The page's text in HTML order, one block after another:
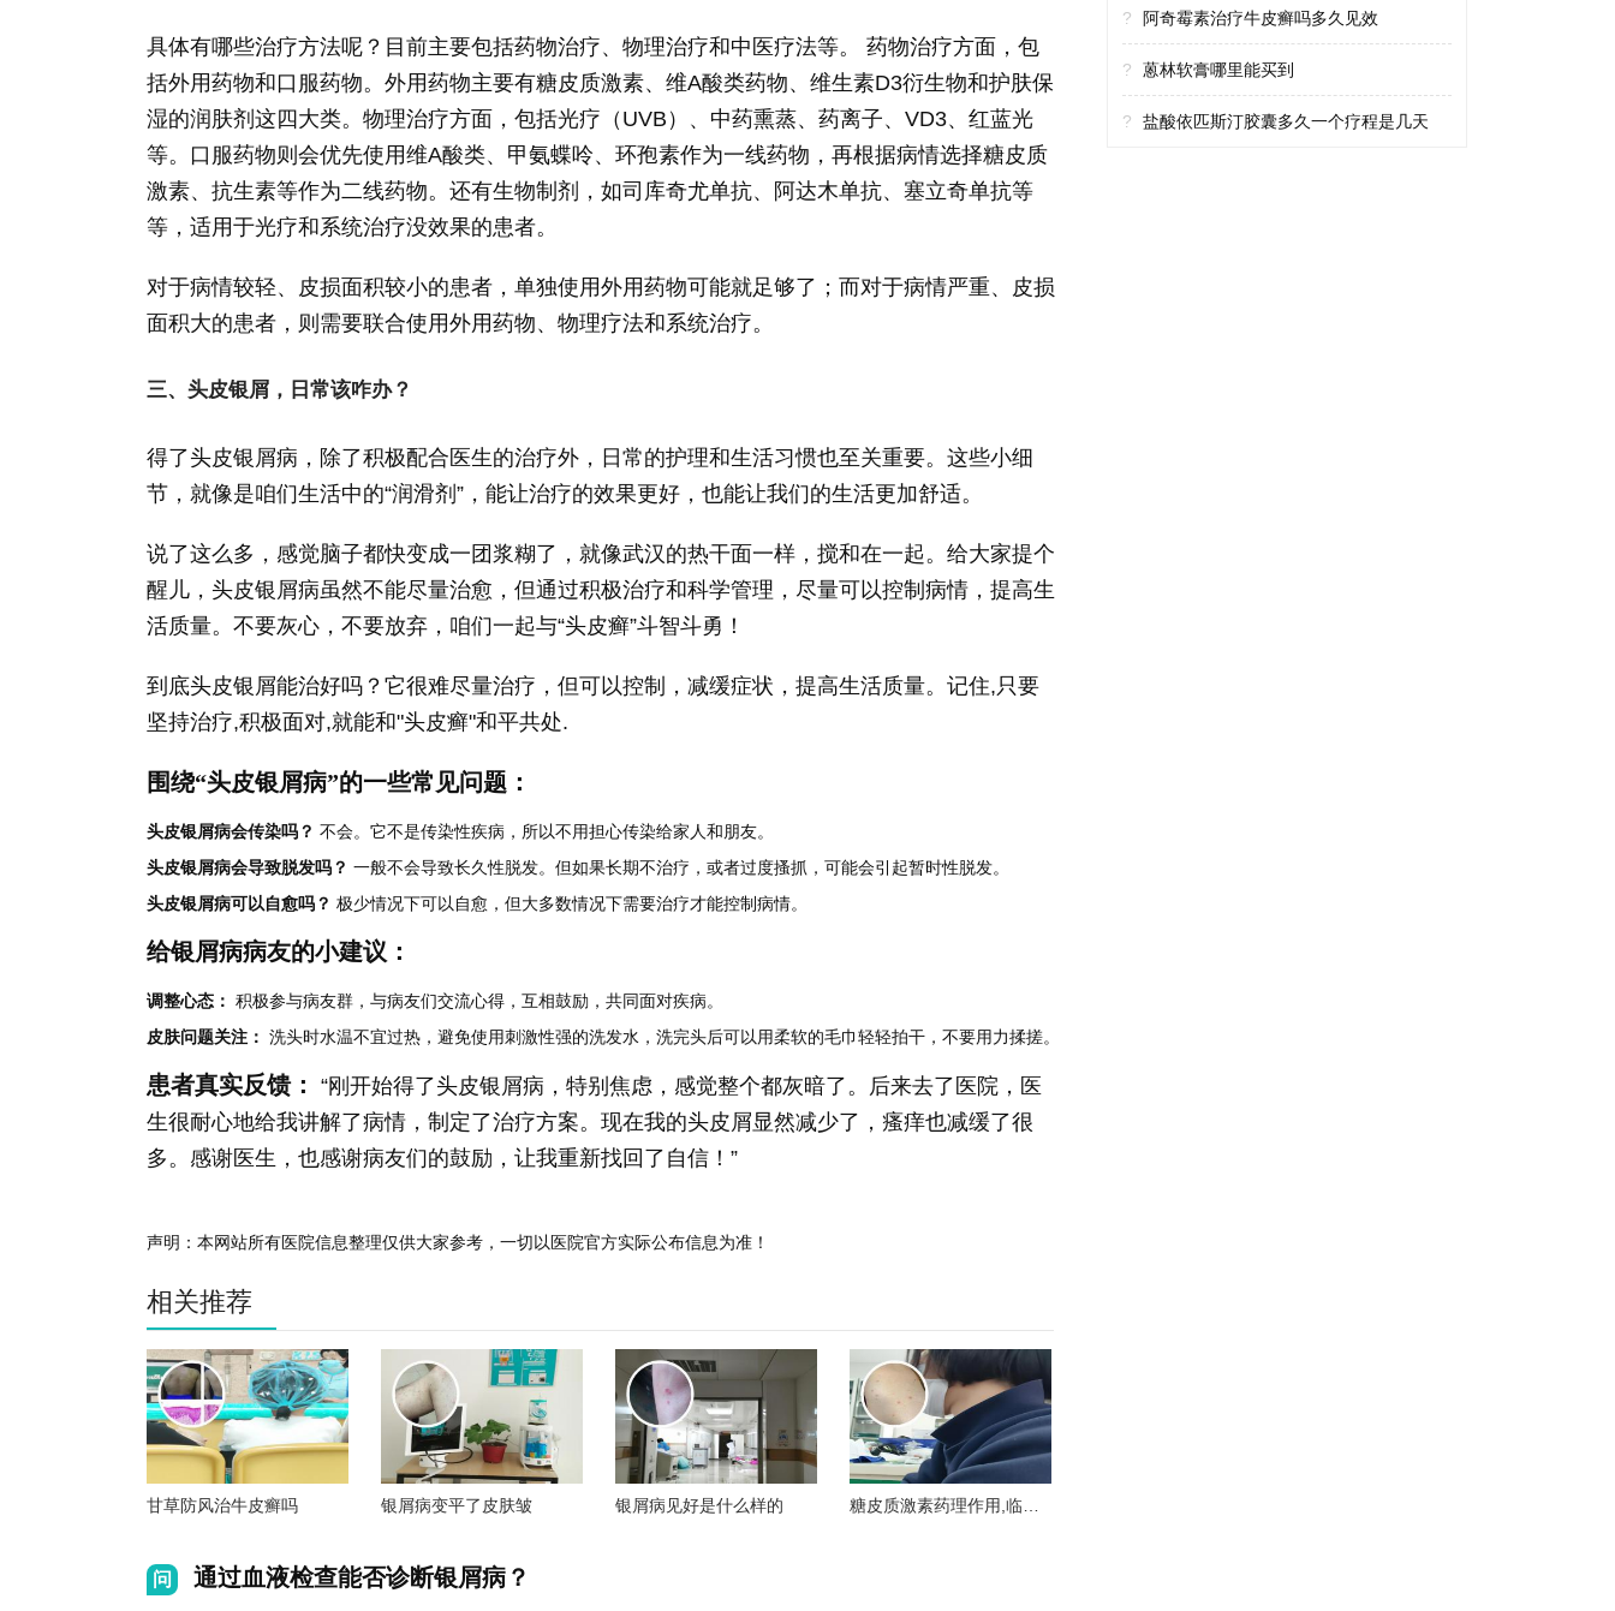
具体有哪些治疗方法呢？目前主要包括药物治疗、物理治疗和中医疗法等。 药物治疗方面，包
括外用药物和口服药物。外用药物主要有糖皮质激素、维A酸类药物、维生素D3衍生物和护肤保
湿的润肤剂这四大类。物理治疗方面，包括光疗（UVB）、中药熏蒸、药离子、VD3、红蓝光
等。口服药物则会优先使用维A酸类、甲氨蝶呤、环孢素作为一线药物，再根据病情选择糖皮质
激素、抗生素等作为二线药物。还有生物制剂，如司库奇尤单抗、阿达木单抗、塞立奇单抗等
等，适用于光疗和系统治疗没效果的患者。
对于病情较轻、皮损面积较小的患者，单独使用外用药物可能就足够了；而对于病情严重、皮损
面积大的患者，则需要联合使用外用药物、物理疗法和系统治疗。
三、头皮银屑，日常该咋办？
得了头皮银屑病，除了积极配合医生的治疗外，日常的护理和生活习惯也至关重要。这些小细
节，就像是咱们生活中的“润滑剂”，能让治疗的效果更好，也能让我们的生活更加舒适。
说了这么多，感觉脑子都快变成一团浆糊了，就像武汉的热干面一样，搅和在一起。给大家提个
醒儿，头皮银屑病虽然不能尽量治愈，但通过积极治疗和科学管理，尽量可以控制病情，提高生
活质量。不要灰心，不要放弃，咱们一起与“头皮癣”斗智斗勇！
到底头皮银屑能治好吗？它很难尽量治疗，但可以控制，减缓症状，提高生活质量。记住,只要
坚持治疗,积极面对,就能和"头皮癣"和平共处.
围绕“头皮银屑病”的一些常见问题：
头皮银屑病会传染吗？ 不会。它不是传染性疾病，所以不用担心传染给家人和朋友。
头皮银屑病会导致脱发吗？ 一般不会导致长久性脱发。但如果长期不治疗，或者过度搔抓，可能会引起暂时性脱发。
头皮银屑病可以自愈吗？ 极少情况下可以自愈，但大多数情况下需要治疗才能控制病情。
给银屑病病友的小建议：
调整心态： 积极参与病友群，与病友们交流心得，互相鼓励，共同面对疾病。
皮肤问题关注： 洗头时水温不宜过热，避免使用刺激性强的洗发水，洗完头后可以用柔软的毛巾轻轻拍干，不要用力揉搓。
患者真实反馈：
“刚开始得了头皮银屑病，特别焦虑，感觉整个都灰暗了。后来去了医院，医
生很耐心地给我讲解了病情，制定了治疗方案。现在我的头皮屑显然减少了，瘙痒也减缓了很
多。感谢医生，也感谢病友们的鼓励，让我重新找回了自信！”
声明：本网站所有医院信息整理仅供大家参考，一切以医院官方实际公布信息为准！
相关推荐
甘草防风治牛皮癣吗 银屑病变平了皮肤皱 银屑病见好是什么样的
糖皮质激素药理作用,临床
问 通过血液检查能否诊断银屑病？
? 阿奇霉素治疗牛皮癣吗多久见效
? 蒽林软膏哪里能买到
? 盐酸依匹斯汀胶囊多久一个疗程是几天